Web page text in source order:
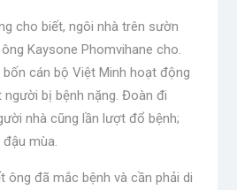
cho biết, ngôi nhà trên sườn
Kaysone Phomvihane cho.
cán bộ Việt Minh hoạt động
bị bệnh nặng. Đoàn đi
nhà cũng lần lượt đổ bệnh;
mùa.
ông đã mắc bệnh và cần phải di